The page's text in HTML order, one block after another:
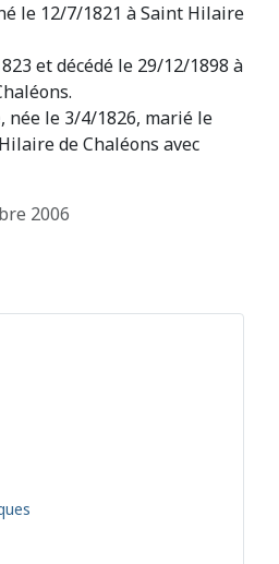
le 12/7/1821 à Saint Hilaire
et décédé le 29/12/1898 à
, née le 3/4/1826, marié le
de Chaléons avec
2006
Au fil du temps